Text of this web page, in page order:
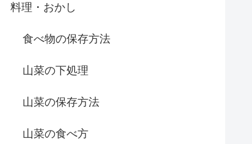
料理・おかし
食べ物の保存方法
山菜の下処理
山菜の保存方法
山菜の食べ方